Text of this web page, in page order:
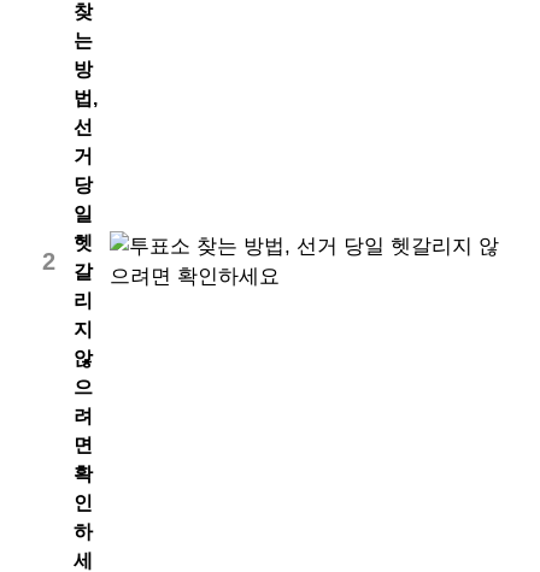
2
찾
는
방
법,
선
거
당
일
헷
갈
리
지
않
으
려
면
확
인
하
세